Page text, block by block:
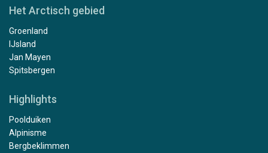
Het Arctisch gebied
Groenland
IJsland
Jan Mayen
Spitsbergen
Highlights
Poolduiken
Alpinisme
Bergbeklimmen